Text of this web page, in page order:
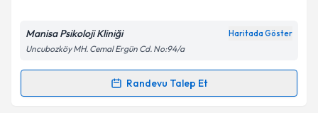
Kişisel verilerimin işlenmesine ilişkin
Manisa Psikoloji Kliniği Haritada Göster
Uncubozköy MH. Cemal Ergün Cd. No:94/a
Randevu Talep Et
Randevu Takvimi Talebi